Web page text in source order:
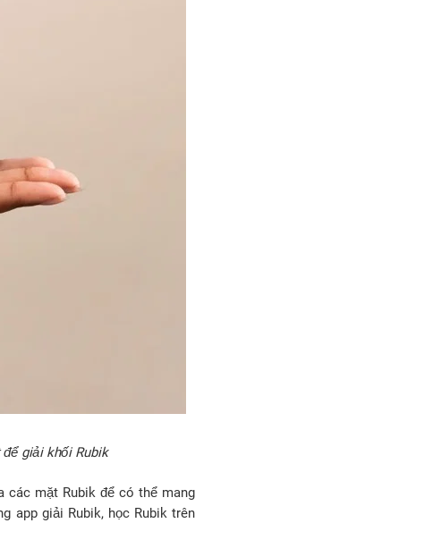
giải khối Rubik
các mặt Rubik để có thể mang
app giải Rubik, học Rubik trên